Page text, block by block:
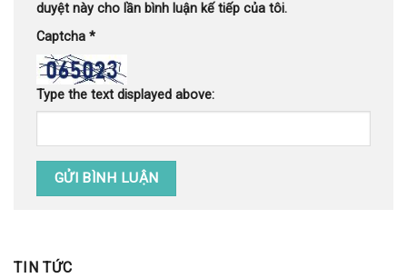
duyệt này cho lần bình luận kế tiếp của tôi.
Captcha *
Type the text displayed above:
TIN TỨC